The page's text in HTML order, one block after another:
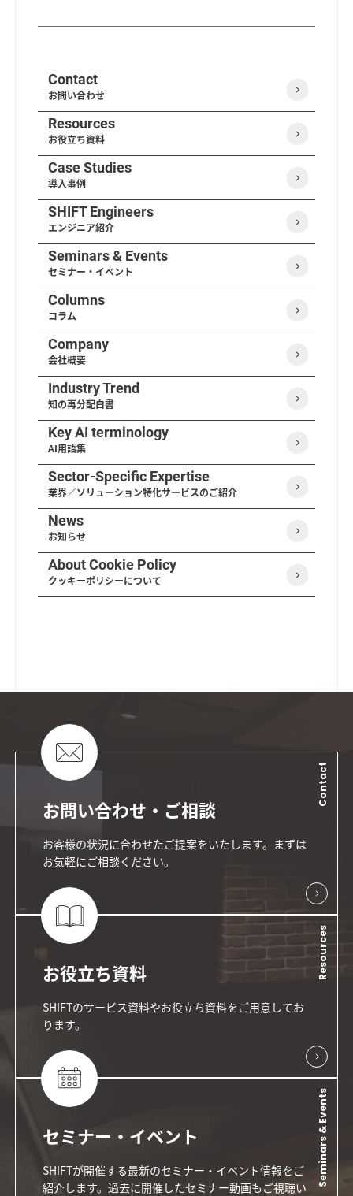
Contact
お問い合わせ
Resources
お役立ち資料
Case Studies
導入事例
SHIFT Engineers
エンジニア紹介
Seminars & Events
セミナー・イベント
Columns
コラム
Company
会社概要
Industry Trend
知の再分配白書
Key AI terminology
AI用語集
Sector-Specific Expertise
業界／ソリューション特化サービスのご紹介
News
お知らせ
About Cookie Policy
クッキーポリシーについて
お問い合わせ・ご相談
お客様の状況に合わせたご提案をいたします。まずは
お気軽にご相談ください。
Contact
お役立ち資料
SHIFTのサービス資料やお役立ち資料をご用意してお
ります。
Resources
セミナー・イベント
SHIFTが開催する最新のセミナー・イベント情報をご
紹介します。過去に開催したセミナー動画もご視聴い
Seminars & Events